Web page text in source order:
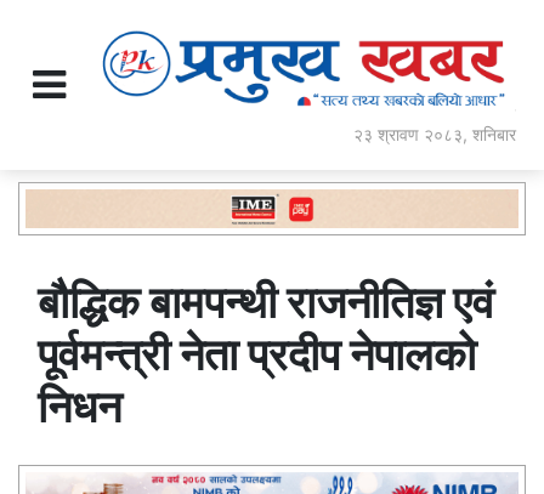
२३ श्रावण २०८३, शनिबार
बौद्धिक बामपन्थी राजनीतिज्ञ एवं
पूर्वमन्त्री नेता प्रदीप नेपालको
निधन